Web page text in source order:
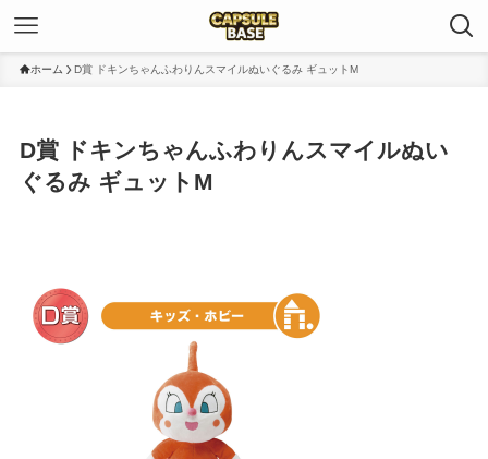
ホーム D賞 ドキンちゃんふわりんスマイルぬいぐるみ ギュットM
D賞 ドキンちゃんふわりんスマイルぬい
ぐるみ ギュットM